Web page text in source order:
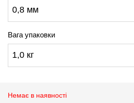
0,8 мм
Вага упаковки
1,0 кг
Немає в наявності